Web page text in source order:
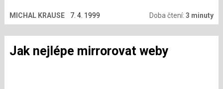
MICHAL KRAUSE 7. 4. 1999 Doba čtení:3 minuty
Jak nejlépe mirrorovat weby